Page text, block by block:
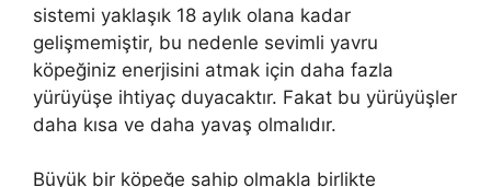
sistemi yaklaşık 18 aylık olana kadar
gelişmemiştir, bu nedenle sevimli yavru
köpeğiniz enerjisini atmak için daha fazla
yürüyüşe ihtiyaç duyacaktır. Fakat bu yürüyüşler
daha kısa ve daha yavaş olmalıdır.
Büyük bir köpeğe sahip olmakla birlikte